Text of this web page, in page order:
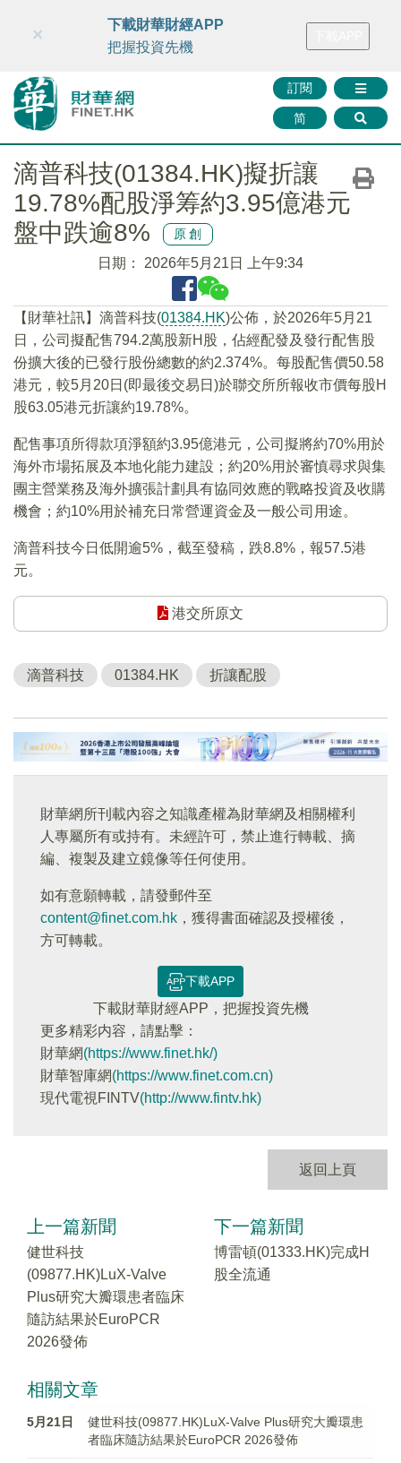
財華智庫網 FINTV FINMETA 財華證券 媒體矩陣
訂閱
简
×
下載財華財經APP
把握投資先機
滴普科技(01384.HK)擬折讓
19.78%配股淨筹約3.95億港元
盤中跌逾8%
原創
日期： 2026年5月21日 上午9:34
​【財華社訊】滴普科技(01384.HK)公佈，於2026年5月21
日，公司擬配售794.2萬股新H股，佔經配發及發行配售股
份擴大後的已發行股份總數的約2.374%。每股配售價50.58
港元，較5月20日(即最後交易日)於聯交所所報收市價每股H
股63.05港元折讓約19.78%。
配售事項所得款項淨額約3.95億港元，公司擬將約70%用於
海外市場拓展及本地化能力建設；約20%用於審慎尋求與集
團主營業務及海外擴張計劃具有協同效應的戰略投資及收購
機會；約10%用於補充日常營運資金及一般公司用途。
滴普科技今日低開逾5%，截至發稿，跌8.8%，報57.5港
元。
港交所原文
滴普科技 01384.HK 折讓配股
財華網所刊載內容之知識產權為財華網及相關權利
人專屬所有或持有。未經許可，禁止進行轉載、摘
編、複製及建立鏡像等任何使用。
如有意願轉載，請發郵件至
content@finet.com.hk ，獲得書面確認及授權後，
方可轉載。
下載APP
下載財華財經APP，把握投資先機
更多精彩内容，請點擊：
財華網(https://www.finet.hk/)
財華智庫網(https://www.finet.com.cn)
現代電視FINTV(http://www.fintv.hk)
返回上頁
上一篇新聞
​健世科技
(09877.HK)LuX-Valve
Plus研究大瓣環患者臨床
隨訪結果於EuroPCR
2026發佈
下一篇新聞
博雷頓(01333.HK)完成H
股全流通
相關文章
5月21日
​健世科技(09877.HK)LuX-Valve Plus研究大瓣環患
者臨床隨訪結果於EuroPCR 2026發佈